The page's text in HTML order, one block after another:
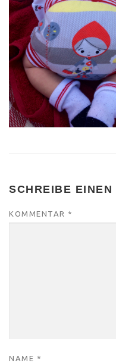
SCHREIBE EINEN
KOMMENTAR *
NAME *